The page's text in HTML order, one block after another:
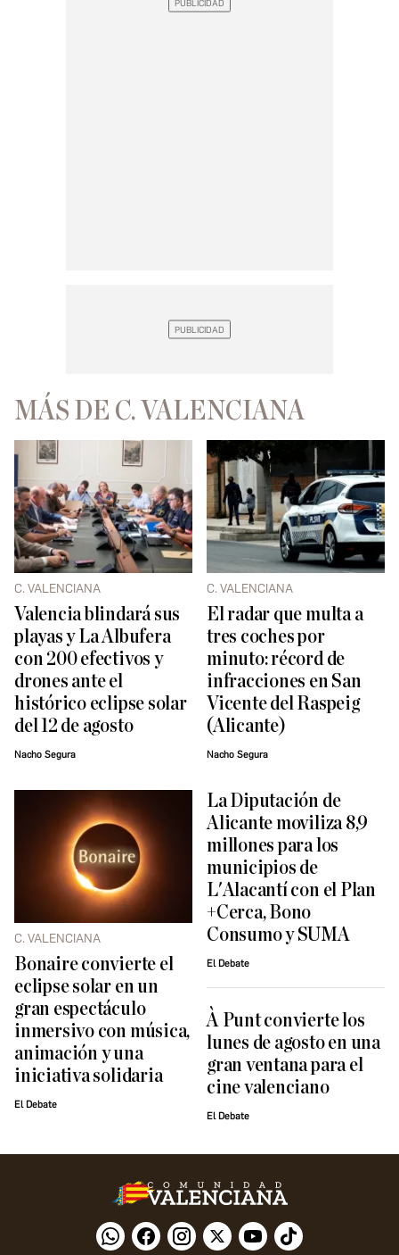
MÁS DE C. VALENCIANA
C. VALENCIANA
Valencia blindará sus
playas y La Albufera
con 200 efectivos y
drones ante el
histórico eclipse solar
del 12 de agosto
Nacho Segura
C. VALENCIANA
El radar que multa a
tres coches por
minuto: récord de
infracciones en San
Vicente del Raspeig
(Alicante)
Nacho Segura
C. VALENCIANA
Bonaire convierte el
eclipse solar en un
gran espectáculo
inmersivo con música,
animación y una
iniciativa solidaria
El Debate
La Diputación de
Alicante moviliza 8,9
millones para los
municipios de
L'Alacantí con el Plan
+Cerca, Bono
Consumo y SUMA
El Debate
À Punt convierte los
lunes de agosto en una
gran ventana para el
cine valenciano
El Debate